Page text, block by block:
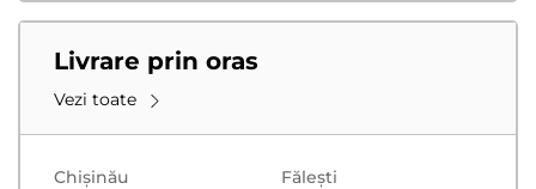
Livrare prin oras
Vezi toate
Chișinău
Făleşti